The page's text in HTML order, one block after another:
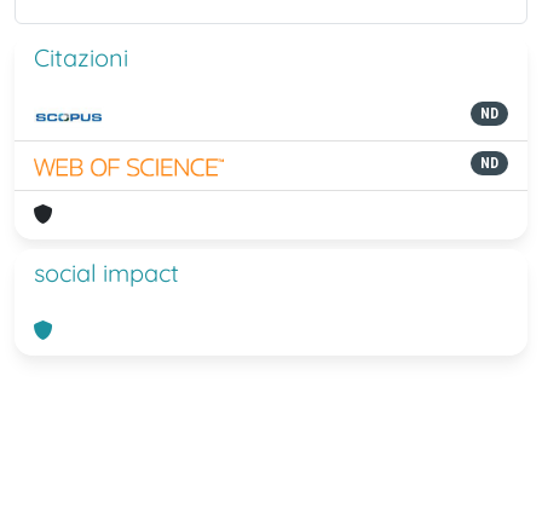
Citazioni
ND
ND
social impact